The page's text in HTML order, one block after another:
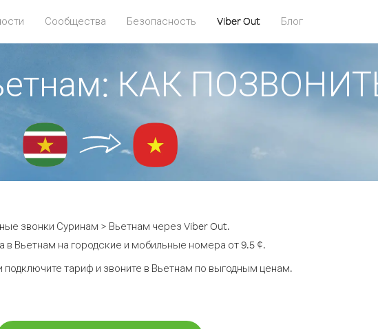
Сообщества Безопасность Viber Out Блог
КАК
звонки Суринам > Вьетнам через Viber Out.
в Вьетнам на городские и мобильные номера от 9.5 ¢.
подключите тариф и звоните в Вьетнам по выгодным ценам.